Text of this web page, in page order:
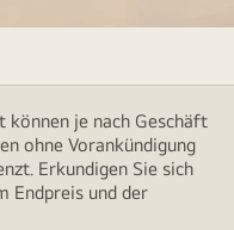
können je nach Geschäft
ohne Vorankündigung
Erkundigen Sie sich
Endpreis und der